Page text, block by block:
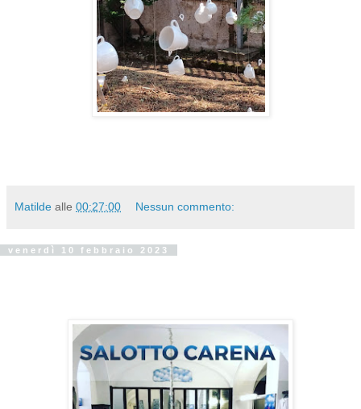
Matilde alle 00:27:00 Nessun commento:
venerdì 10 febbraio 2023